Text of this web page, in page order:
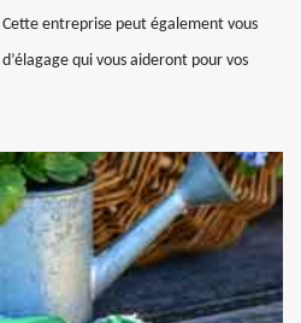
entreprise peut également vous
qui vous aideront pour vos